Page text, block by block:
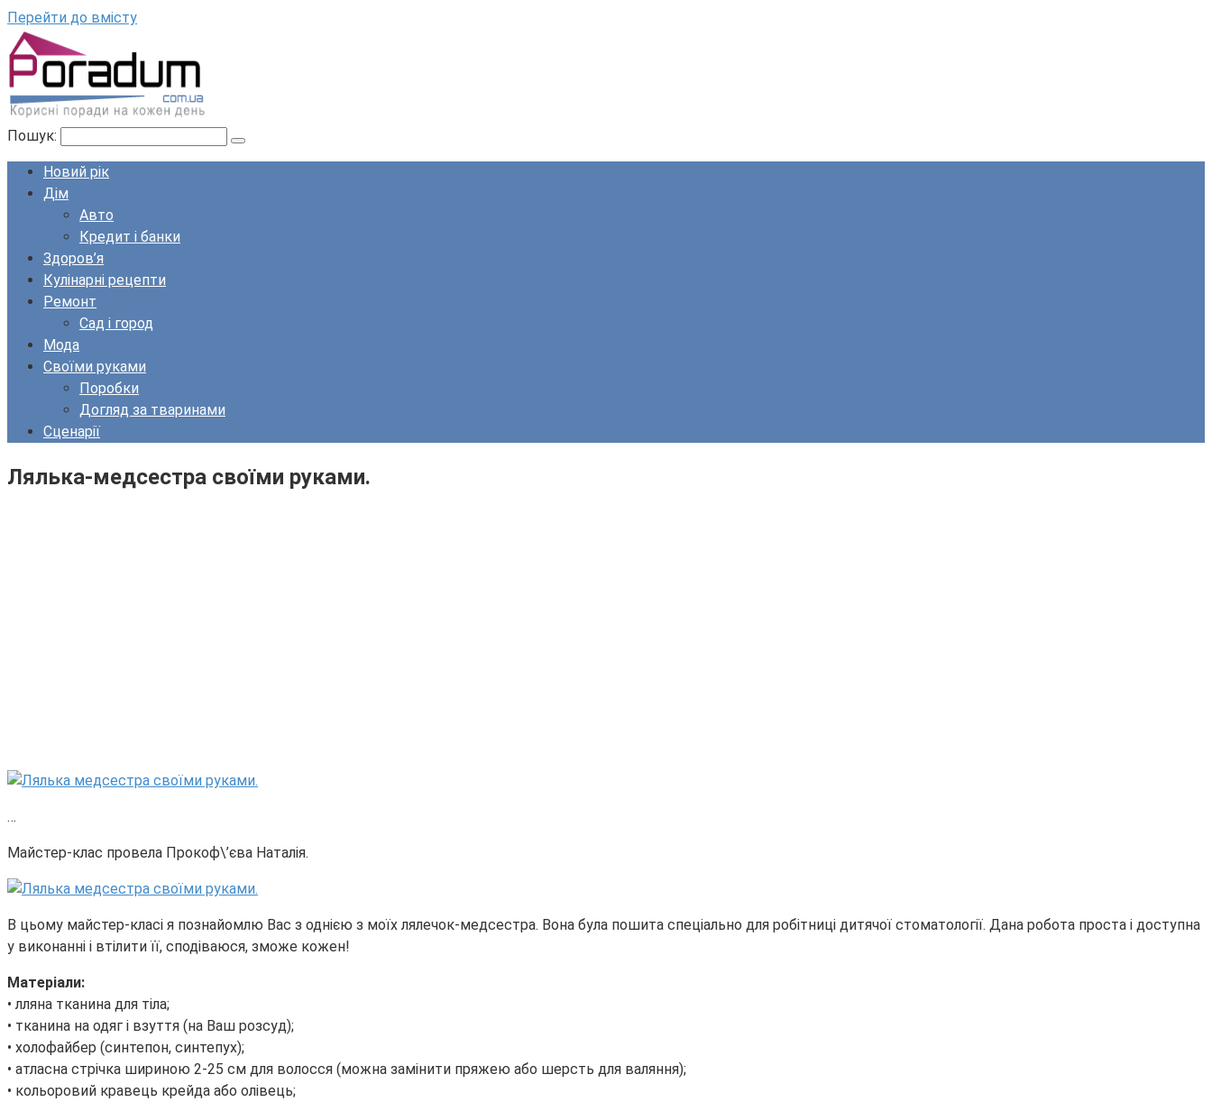
Перейти до вмісту
Пошук:
Новий рік
Дім
Авто
Кредит і банки
Здоров’я
Кулінарні рецепти
Ремонт
Сад і город
Мода
Своїми руками
Поробки
Догляд за тваринами
Сценарії
Лялька-медсестра своїми руками.
…
Майстер-клас провела Прокоф\’єва Наталія.
В цьому майстер-класі я познайомлю Вас з однією з моїх лялечок-медсестра. Вона була пошита спеціально для робітниці дитячої стоматології. Дана робота проста і доступна
у виконанні і втілити її, сподіваюся, зможе кожен!
Матеріали:
• лляна тканина для тіла;
• тканина на одяг і взуття (на Ваш розсуд);
• холофайбер (синтепон, синтепух);
• атласна стрічка шириною 2-25 см для волосся (можна замінити пряжею або шерсть для валяння);
• кольоровий кравець крейда або олівець;